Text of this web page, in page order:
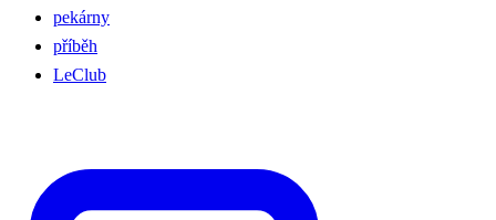
pekárny
příběh
LeClub